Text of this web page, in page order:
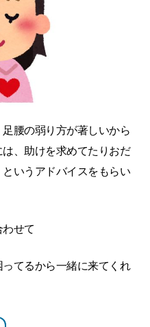
腰の弱り方が著しいから
、助けを求めてたりおだ
いうアドバイスをもらい
せて
ってるから一緒に来てくれ